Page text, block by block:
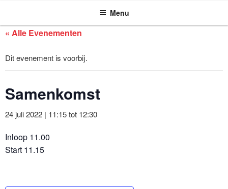
de
ASSEN ZOEKT Menu
« Alle Evenementen
Dit evenement is voorbij.
Samenkomst
24 juli 2022 | 11:15tot 12:30
Inloop 11.00
Start 11.15